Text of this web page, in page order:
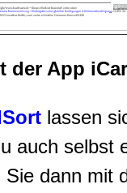
der App
lassen
auch selbst
dann mit